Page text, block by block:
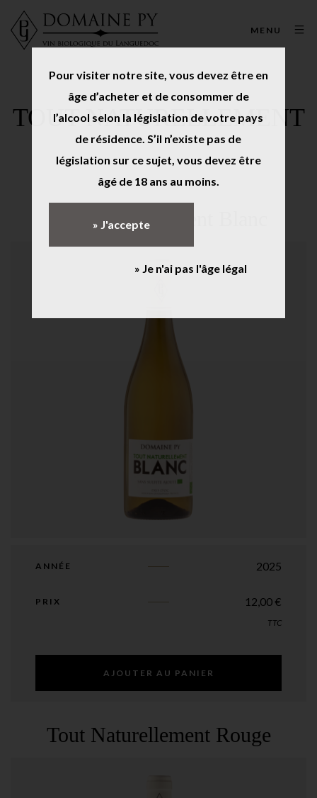
Pour visiter notre site, vous devez être en
âge d’acheter et de consommer de
l’alcool selon la législation de votre pays
de résidence. S’il n’existe pas de
législation sur ce sujet, vous devez être
âgé de 18 ans au moins.
» J'accepte
» Je n'ai pas l'âge légal
MENU
TOUT NATURELLEMENT
Tout Naturellement Blanc
ANNÉE 2025
PRIX 12,00 €
TTC
AJOUTER AU PANIER
Tout Naturellement Rouge